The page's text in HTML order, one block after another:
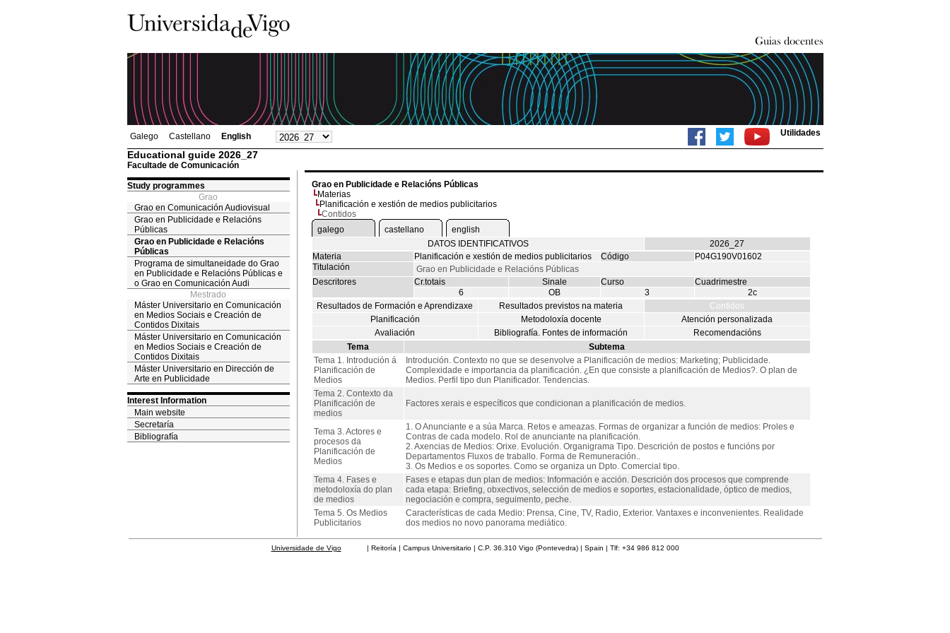
Galego Castellano English Utilidades
Educational guide 2026_27
Facultade de Comunicación
Study programmes
Grao
Grao en Comunicación Audiovisual
Grao en Publicidade e Relacións
Públicas
Grao en Publicidade e Relacións
Públicas
Programa de simultaneidade do Grao
en Publicidade e Relacións Públicas e
o Grao en Comunicación Audi
Mestrado
Máster Universitario en Comunicación
en Medios Sociais e Creación de
Contidos Dixitais
Máster Universitario en Comunicación
en Medios Sociais e Creación de
Contidos Dixitais
Máster Universitario en Dirección de
Arte en Publicidade
Interest Information
Main website
Secretaría
Bibliografía
Grao en Publicidade e Relacións Públicas
Materias
Planificación e xestión de medios publicitarios
Contidos
galego
castellano
english
DATOS IDENTIFICATIVOS
2026_27
Materia
Planificación e xestión de medios publicitarios Código
P04G190V01602
Titulación
Grao en Publicidade e Relacións Públicas
Descritores
Cr.totais Sinale Curso
Cuadrimestre
6
OB 3
2c
Resultados de Formación e Aprendizaxe
Resultados previstos na materia
Contidos
Planificación
Metodoloxía docente
Atención personalizada
Avaliación
Bibliografía. Fontes de información
Recomendacións
Tema
Subtema
Tema 1. Introdución á
Planificación de
Medios
Introdución. Contexto no que se desenvolve a Planificación de medios: Marketing; Publicidade.
Complexidade e importancia da planificación. ¿En que consiste a planificación de Medios?. O plan de
Medios. Perfil tipo dun Planificador. Tendencias.
Tema 2. Contexto da
Planificación de
medios
Factores xerais e específicos que condicionan a planificación de medios.
Tema 3. Actores e
procesos da
Planificación de
Medios
1. O Anunciante e a súa Marca. Retos e ameazas. Formas de organizar a función de medios: Proles e
Contras de cada modelo. Rol de anunciante na planificación.
2. Axencias de Medios: Orixe. Evolución. Organigrama Tipo. Descrición de postos e funcións por
Departamentos Fluxos de traballo. Forma de Remuneración..
3. Os Medios e os soportes. Como se organiza un Dpto. Comercial tipo.
Tema 4. Fases e
metodoloxía do plan
de medios
Fases e etapas dun plan de medios: Información e acción. Descrición dos procesos que comprende
cada etapa: Briefing, obxectivos, selección de medios e soportes, estacionalidade, óptico de medios,
negociación e compra, seguimento, peche.
Tema 5. Os Medios
Publicitarios
Características de cada Medio: Prensa, Cine, TV, Radio, Exterior. Vantaxes e inconvenientes. Realidade
dos medios no novo panorama mediático.
Universidade de Vigo| Reitoría | Campus Universitario | C.P. 36.310 Vigo (Pontevedra) | Spain | Tlf: +34 986 812 000